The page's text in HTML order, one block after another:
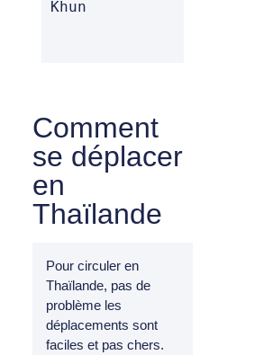
Khun
Comment
se déplacer
en
Thaïlande
Pour circuler en
Thaïlande, pas de
problème les
déplacements sont
faciles et pas chers.